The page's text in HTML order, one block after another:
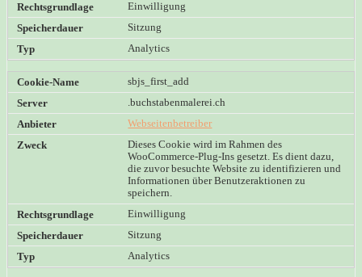
Einwilligung
Sitzung
Analytics
sbjs_first_add
.buchstabenmalerei.ch
Webseitenbetreiber
Dieses Cookie wird im Rahmen des
WooCommerce-Plug-Ins gesetzt. Es dient dazu,
die zuvor besuchte Website zu identifizieren und
Informationen über Benutzeraktionen zu
speichern.
Einwilligung
Sitzung
Analytics